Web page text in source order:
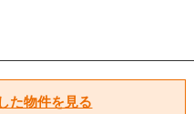
た物件を見る